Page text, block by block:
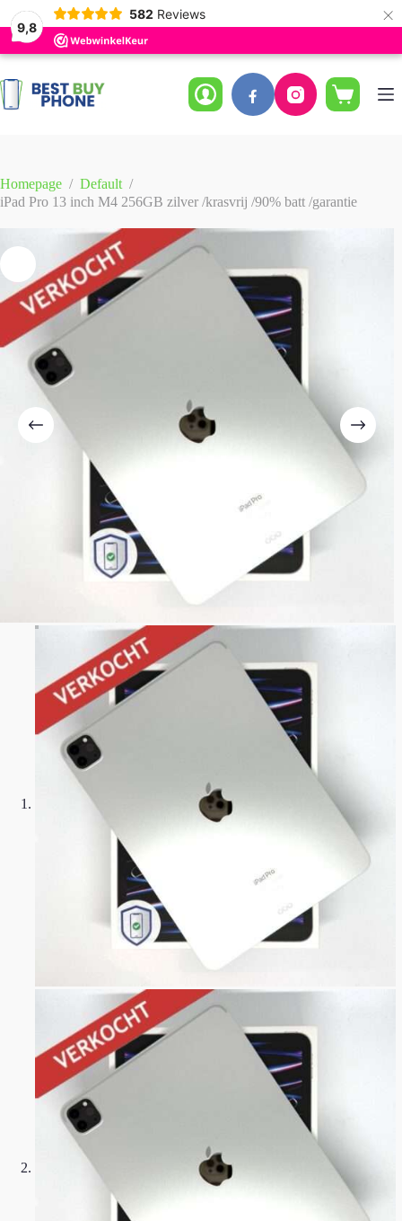
9,8
582 Reviews ×
Ga
naar
de
inhoud
Homepage / Default /
iPad Pro 13 inch M4 256GB zilver /krasvrij /90% batt /garantie